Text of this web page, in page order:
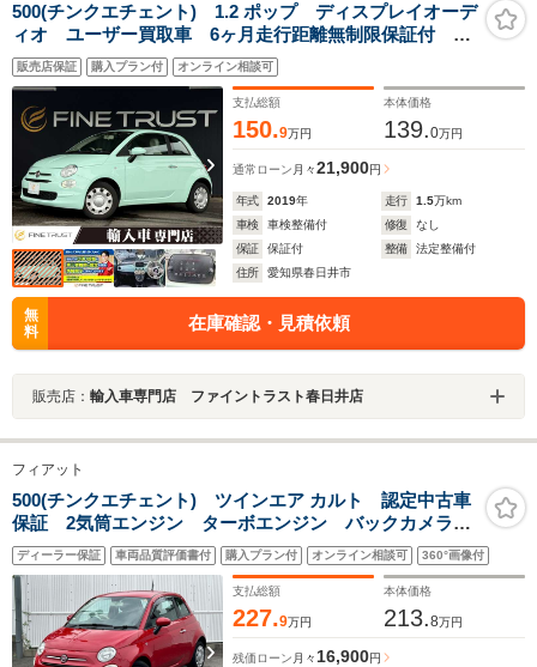
500(チンクエチェント) 1.2 ポップ ディスプレイオーデ
ィオ ユーザー買取車 6ヶ月走行距離無制限保証付
Bluetooth 禁煙車 ETC MTモード付オートマチック
シフト ハーフレザーシート キーレスエントリー
販売店保証 購入プラン付 オンライン相談可
支払総額
150.9万円
本体価格
139.0万円
通常ローン 月々21,900円
年式 2019年 走行 1.5万km
車検
車検整備付 修復
なし
保証
保証付 整備
法定整備付
住所
愛知県春日井市
無
料
在庫確認・見積依頼
販売店： 輸入車専門店 ファイントラスト春日井店
フィアット
500(チンクエチェント) ツインエア カルト 認定中古車
保証 2気筒エンジン ターボエンジン バックカメラ
ETC LEDデイライト FIATロゴモノグラムブルーシ
ート ユーコネクト アンドロイドオート アップルカ
ープレイ 4人乗り 14インチホイール
ディーラー保証 車両品質評価書付 購入プラン付 オンライン相談可 360°画像付
支払総額
227.9万円
本体価格
213.8万円
残価ローン 月々 16,900円